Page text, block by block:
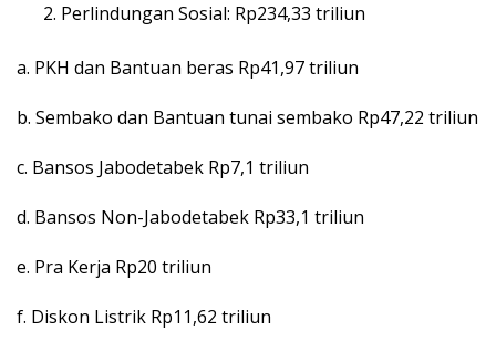
Perlindungan Sosial: Rp234,33 triliun
a. PKH dan Bantuan beras Rp41,97 triliun
b. Sembako dan Bantuan tunai sembako Rp47,22 triliun
c. Bansos Jabodetabek Rp7,1 triliun
d. Bansos Non-Jabodetabek Rp33,1 triliun
e. Pra Kerja Rp20 triliun
f. Diskon Listrik Rp11,62 triliun